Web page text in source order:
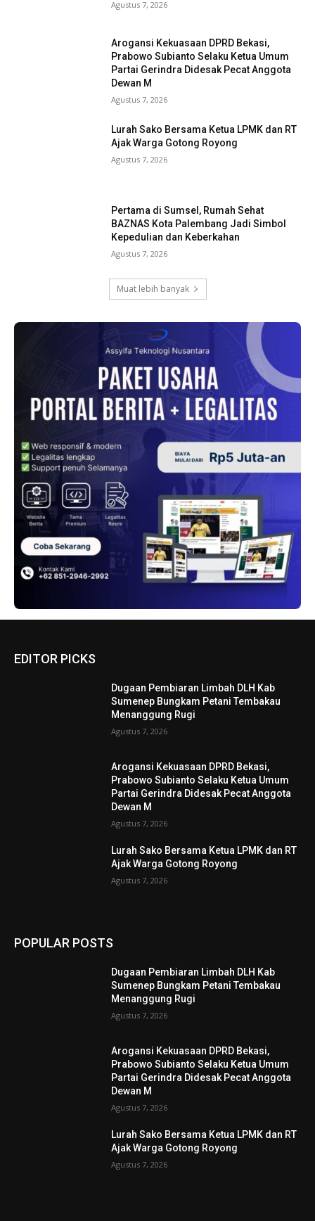
Agustus 7, 2026
Arogansi Kekuasaan DPRD Bekasi,
Prabowo Subianto Selaku Ketua Umum
Partai Gerindra Didesak Pecat Anggota
Dewan M
Agustus 7, 2026
Lurah Sako Bersama Ketua LPMK dan RT
Ajak Warga Gotong Royong
Agustus 7, 2026
Pertama di Sumsel, Rumah Sehat
BAZNAS Kota Palembang Jadi Simbol
Kepedulian dan Keberkahan
Agustus 7, 2026
Muat lebih banyak
EDITOR PICKS
Dugaan Pembiaran Limbah DLH Kab
Sumenep Bungkam Petani Tembakau
Menanggung Rugi
Agustus 7, 2026
Arogansi Kekuasaan DPRD Bekasi,
Prabowo Subianto Selaku Ketua Umum
Partai Gerindra Didesak Pecat Anggota
Dewan M
Agustus 7, 2026
Lurah Sako Bersama Ketua LPMK dan RT
Ajak Warga Gotong Royong
Agustus 7, 2026
POPULAR POSTS
Dugaan Pembiaran Limbah DLH Kab
Sumenep Bungkam Petani Tembakau
Menanggung Rugi
Agustus 7, 2026
Arogansi Kekuasaan DPRD Bekasi,
Prabowo Subianto Selaku Ketua Umum
Partai Gerindra Didesak Pecat Anggota
Dewan M
Agustus 7, 2026
Lurah Sako Bersama Ketua LPMK dan RT
Ajak Warga Gotong Royong
Agustus 7, 2026